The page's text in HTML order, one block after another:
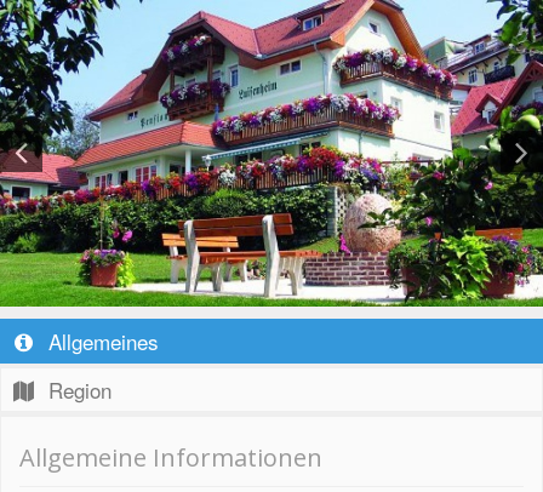
Allgemeines
Region
Allgemeine Informationen